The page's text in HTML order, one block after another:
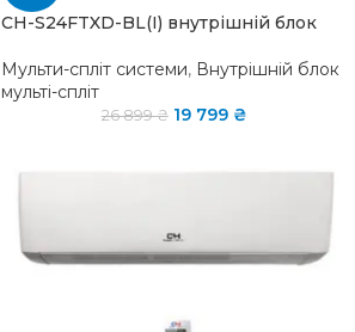
CH-S24FTXD-BL(I) внутрішній блок
Мульти-спліт системи, Внутрішній блок
мульті-спліт
26 899₴ 19 799 ₴